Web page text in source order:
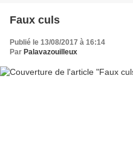
Faux culs
Publié le 13/08/2017 à 16:14
Par Palavazouilleux